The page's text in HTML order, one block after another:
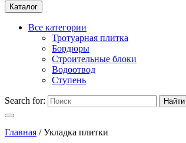
Каталог
Все категории
Тротуарная плитка
Бордюры
Строительные блоки
Водоотвод
Ступень
Search for: Найти
Главная /Укладка плитки